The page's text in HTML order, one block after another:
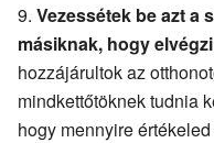
Vezessétek be azt a
másiknak, hogy
hozzájárultok az
mindkettőtöknek tudnia
hogy mennyire